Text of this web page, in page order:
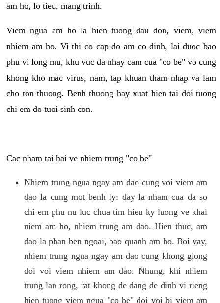
am ho, lo tieu, mang trinh.
Viem ngua am ho la hien tuong dau don, viem, viem
nhiem am ho. Vi thi co cap do am co dinh, lai duoc bao
phu vi long mu, khu vuc da nhay cam cua "co be" vo cung
khong kho mac virus, nam, tap khuan tham nhap va lam
cho ton thuong. Benh thuong hay xuat hien tai doi tuong
chi em do tuoi sinh con.
Cac nham tai hai ve nhiem trung "co be"
Nhiem trung ngua ngay am dao cung voi viem am
dao la cung mot benh ly: day la nham cua da so
chi em phu nu luc chua tim hieu ky luong ve khai
niem am ho, nhiem trung am dao. Hien thuc, am
dao la phan ben ngoai, bao quanh am ho. Boi vay,
nhiem trung ngua ngay am dao cung khong giong
doi voi viem nhiem am dao. Nhung, khi nhiem
trung lan rong, rat khong de dang de dinh vi rieng
hien tuong viem ngua "co be" doi voi bi viem am